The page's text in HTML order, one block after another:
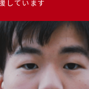
しています